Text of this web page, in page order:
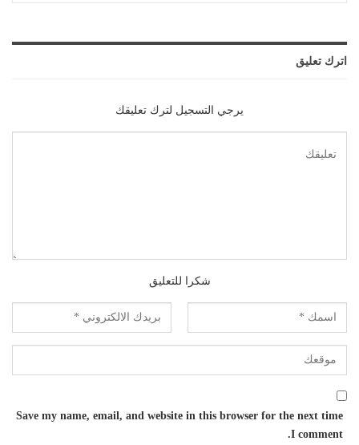
اترك تعليق
يرجي التسجيل لترك تعليقك
شكرا للتعليق
Save my name, email, and website in this browser for the next time
I comment.